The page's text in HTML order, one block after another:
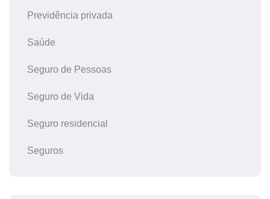
Previdência privada
Saúde
Seguro de Pessoas
Seguro de Vida
Seguro residencial
Seguros